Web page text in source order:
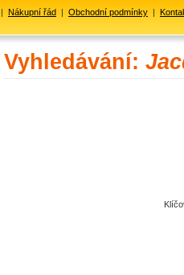
| Nákupní řád | Obchodní podmínky |
Vyhledávání: